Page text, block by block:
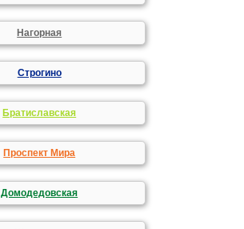
Нагорная
Строгино
Братиславская
Проспект Мира
Домодедовская